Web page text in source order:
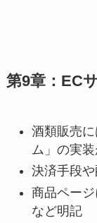
第9章：EC
酒類販売
ム」の実
決済手段
商品ペー
など明記